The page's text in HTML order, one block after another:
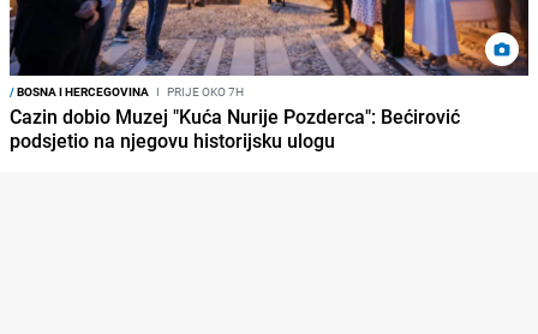
/BOSNA I HERCEGOVINA I PRIJE OKO 7H
Cazin dobio Muzej "Kuća Nurije Pozderca": Bećirović
podsjetio na njegovu historijsku ulogu